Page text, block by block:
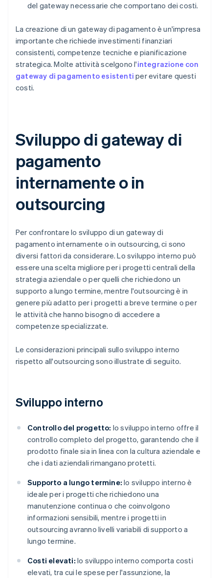
del gateway necessarie che comportano dei costi.
La creazione di un gateway di pagamento è un'impresa
importante che richiede investimenti finanziari
consistenti, competenze tecniche e pianificazione
strategica. Molte attività scelgono l'integrazione con
gateway di pagamento esistenti per evitare questi
costi.
Sviluppo di gateway di
pagamento
internamente o in
outsourcing
Per confrontare lo sviluppo di un gateway di
pagamento internamente o in outsourcing, ci sono
diversi fattori da considerare. Lo sviluppo interno può
essere una scelta migliore per i progetti centrali della
strategia aziendale o per quelli che richiedono un
supporto a lungo termine, mentre l'outsourcing è in
genere più adatto per i progetti a breve termine o per
le attività che hanno bisogno di accedere a
competenze specializzate.
Le considerazioni principali sullo sviluppo interno
rispetto all'outsourcing sono illustrate di seguito.
Sviluppo interno
Controllo del progetto: lo sviluppo interno offre il
controllo completo del progetto, garantendo che il
prodotto finale sia in linea con la cultura aziendale e
che i dati aziendali rimangano protetti​.
Supporto a lungo termine: lo sviluppo interno è
ideale per i progetti che richiedono una
manutenzione continua o che coinvolgono
informazioni sensibili, mentre i progetti in
outsourcing avranno livelli variabili di supporto a
lungo termine.
Costi elevati: lo sviluppo interno comporta costi
elevati, tra cui le spese per l'assunzione, la